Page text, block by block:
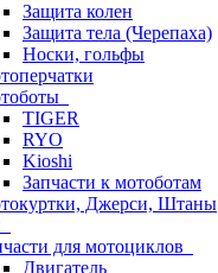
Защита колен
Защита тела (Черепаха)
Носки, гольфы
TIGER
RYO
Kioshi
Запчасти к мотоботам
Джерси, Штаны
для мотоциклов
Двигатель